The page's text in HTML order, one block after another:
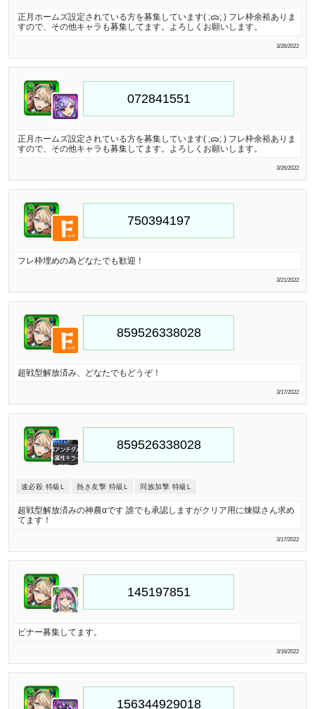
正月ホームズ設定されている方を募集しています‪( ;ᯅ; ) フレ枠余裕ありま
すので、その他キャラも募集してます。よろしくお願いします。
3/26/2022
正月ホームズ設定されている方を募集しています‪( ;ᯅ; ) フレ枠余裕ありま
すので、その他キャラも募集してます。よろしくお願いします。
3/26/2022
フレ枠埋めの為どなたでも歓迎！
3/21/2022
超戦型解放済み、どなたでもどうぞ！
3/17/2022
速必殺 特級L 熱き友撃 特級L 同族加撃 特級L
超戦型解放済みの神農αです 誰でも承認しますがクリア用に煉獄さん求め
てます！
3/17/2022
ビナー募集してます。
3/16/2022